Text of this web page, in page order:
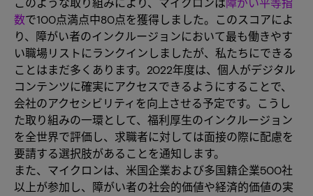
数で100点満点中80点を獲得しました。このスコアによ
り、障がい者のインクルージョンにおいて最も働きやす
い職場リストにランクインしましたが、私たちにできる
ことはまだ多くあります。2022年度は、個人がデジタル
コンテンツに確実にアクセスできるようにすることで、
会社のアクセシビリティを向上させる予定です。こうし
た取り組みの一環として、福利厚生のインクルージョン
を全世界で評価し、求職者に対しては面接の際に配慮を
要請する選択肢があることを通知します。
また、マイクロンは、米国企業および多国籍企業500社
以上が参加し、障がい者の社会的価値や経済的価値の実